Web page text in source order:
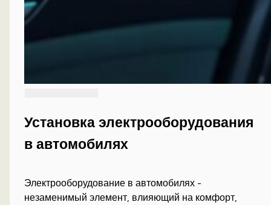
Установка электрооборудования
в автомобилях
Электрооборудование в автомобилях -
незаменимый элемент, влияющий на комфорт,